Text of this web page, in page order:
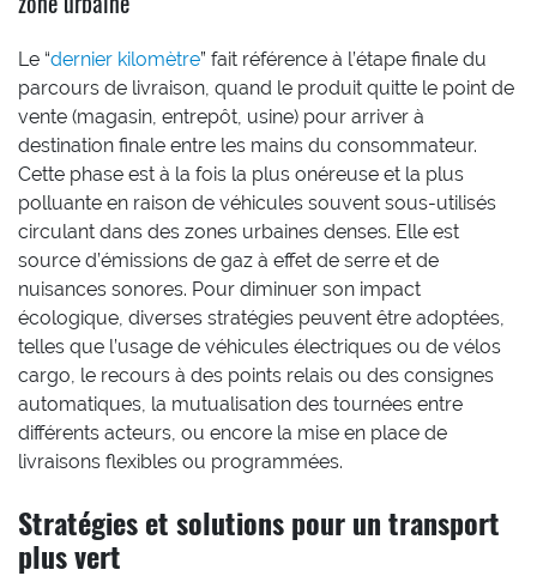
Le “dernier kilomètre” fait référence à l’étape finale du
parcours de livraison, quand le produit quitte le point de
vente (magasin, entrepôt, usine) pour arriver à
destination finale entre les mains du consommateur.
Cette phase est à la fois la plus onéreuse et la plus
polluante en raison de véhicules souvent sous-utilisés
circulant dans des zones urbaines denses. Elle est
source d’émissions de gaz à effet de serre et de
nuisances sonores. Pour diminuer son impact
écologique, diverses stratégies peuvent être adoptées,
telles que l’usage de véhicules électriques ou de vélos
cargo, le recours à des points relais ou des consignes
automatiques, la mutualisation des tournées entre
différents acteurs, ou encore la mise en place de
livraisons flexibles ou programmées.
Stratégies et solutions pour un transport
plus vert